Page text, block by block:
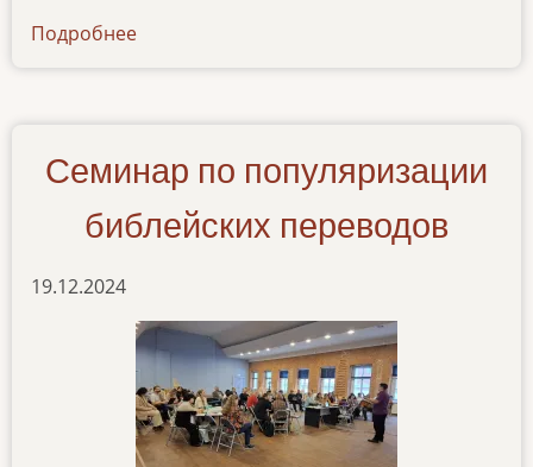
Подробнее
perevodu-
biblejskikh-
terminov
Семинар по популяризации
библейских переводов
19.12.2024